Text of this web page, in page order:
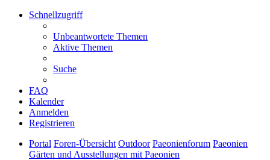
Schnellzugriff
Unbeantwortete Themen
Aktive Themen
Suche
FAQ
Kalender
Anmelden
Registrieren
Portal Foren-Übersicht Outdoor Paeonienforum Paeonien
Gärten und Ausstellungen mit Paeonien